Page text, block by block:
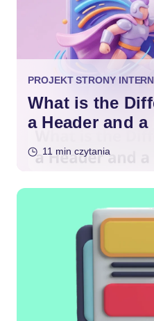
PROJEKT STRONY
What is the
a Header and
11 min czytania